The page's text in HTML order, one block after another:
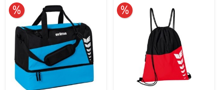
10% reduziert 10% reduziert